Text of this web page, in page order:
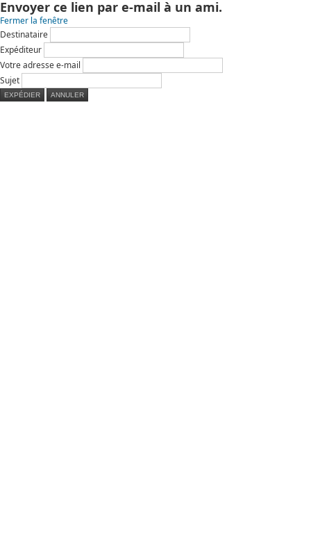
Envoyer ce lien par e-mail à un ami.
Fermer la fenêtre
Destinataire
Expéditeur
Votre adresse e-mail
Sujet
EXPÉDIER ANNULER